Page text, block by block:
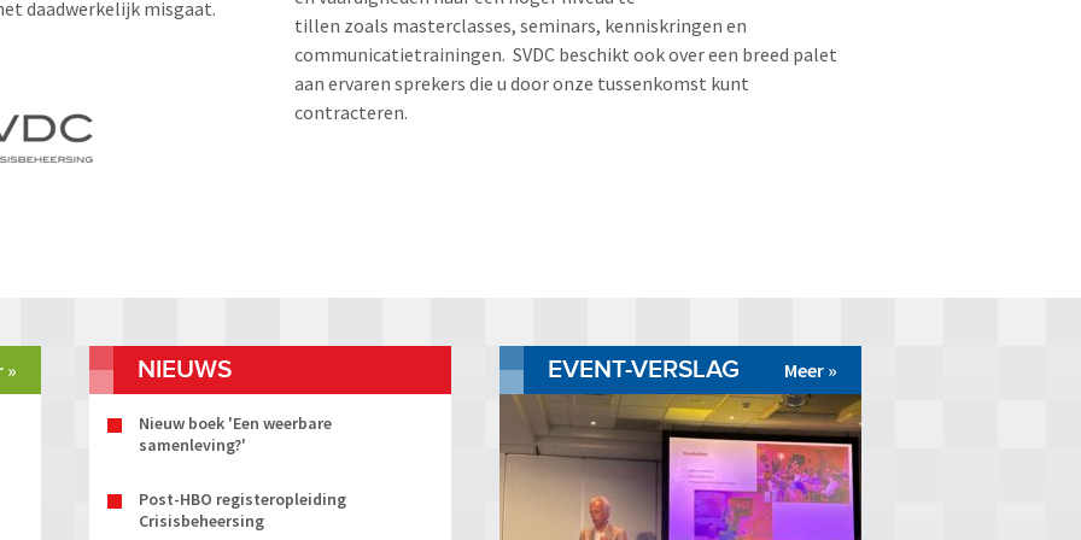
daadwerkelijk misgaat.
tillen zoals masterclasses, seminars, kenniskringen en
communicatietrainingen. SVDC beschikt ook over een breed palet
aan ervaren sprekers die u door onze tussenkomst kunt
contracteren.
» NIEUWS
Nieuw boek 'Een weerbare
samenleving?'
Post-HBO registeropleiding
Crisisbeheersing
EVENT-VERSLAG Meer »